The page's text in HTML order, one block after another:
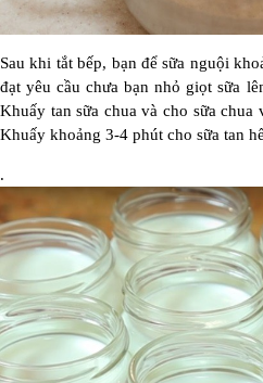
Sau khi tắt bếp, bạn để sữa nguội
đạt yêu cầu chưa bạn nhỏ giọt sữa
Khuấy tan sữa chua và cho sữa chua
Khuấy khoảng 3-4 phút cho sữa tan
.